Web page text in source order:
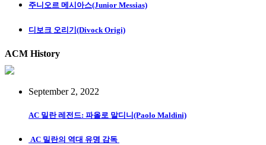
주니오르 메시아스(Junior Messias)
디보크 오리기(Divock Origi)
ACM History
September 2, 2022
AC 밀란 레전드: 파올로 말디니(Paolo Maldini)
AC 밀란의 역대 유명 감독